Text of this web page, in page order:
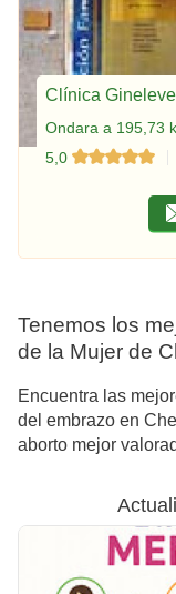
Clínica
Ondara a 195,73
5,0
Tenemos los
de la Mujer de
Encuentra las
del embrazo en
aborto mejor